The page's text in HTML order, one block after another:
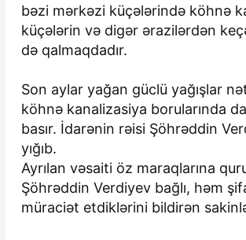
bəzi mərkəzi küçələrində köhnə
küçələrin və digər ərazilərdən
də qalmaqdadır.
Son aylar yağan güclü yağışlar
köhnə kanalizasiya borularında
basır. İdarənin rəisi Şöhrəddin
yığıb.
Ayrılan vəsaiti öz maraqlarına
Şöhrəddin Verdiyev bağlı, həm
müraciət etdiklərini bildirən